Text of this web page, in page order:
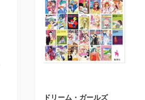
ドリーム・ガールズ